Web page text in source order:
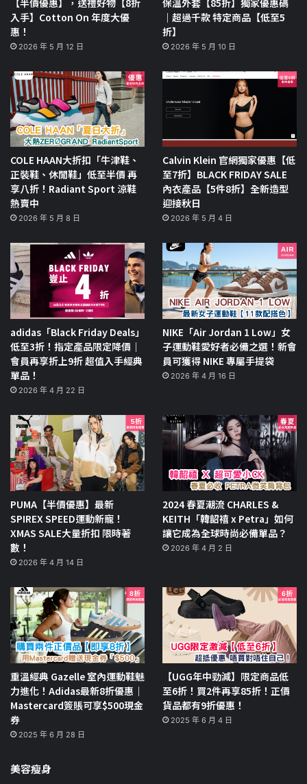
入手】Cotton On 年度大優
惠！
2026 年 5 月 12 日
｜超過千款 特定商品【低至5
折】
2026 年 5 月 10 日
COLE HAAN大折扣「牛津鞋、
正裝鞋、休閒鞋」低至半價 再
享八折！Radiant Sport 涼鞋
熱賣中
2026 年 5 月 8 日
Calvin Klein 官網獨家優惠【低
至7折】BLACK FRIDAY SALE
內衣產品【5件8折】全新造型
迎接秋日
2026 年 5 月 4 日
adidas「Black Friday Deals」
低至3折！指定產品限定降價｜
會員再享折上9折 超值入手經典
單品！
2026 年 4 月 22 日
NIKE「Air Jordan 1 Low」女
子運動鞋愛好者必備之選！新會
員可獲得 NIKE 專屬手提袋
2026 年 4 月 16 日
PUMA【半價優惠】最新
SPIREX SPEED運動新寵！
XMAS SALE大量折扣 限時著
數！
2026 年 4 月 14 日
2024 春夏潮流 CHARLES &
KEITH「韓韶禧 x Petra」如何
讓它成為全球時尚必備單品？
2026 年 4 月 2 日
重溫經典 Gazelle 室內運動鞋魅
力進化！Adidas最新8折優惠｜
Mastercard簽賬可享$500現金
券
2025 年 6 月 28 日
【UGG年中勁減】限定商品低
至6折！買2件再享85折！正價
貨品都有9折優惠！
2025 年 6 月 4 日
美容瘦身